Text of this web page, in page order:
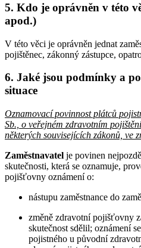
5. Kdo je oprávněn v této
apod.)
V této věci je oprávněn jednat
pojištěnec, zákonný zástupce,
6. Jaké jsou podmínky a
situace
Oznamovací povinnost plátců
Sb., o veřejném zdravotním
některých souvisejících zákonů, ve
Zaměstnavatel je povinen
skutečnosti, která se oznamuje,
pojišťovny oznámení o:
nástupu zaměstnance do
změně zdravotní pojišťovny
skutečnost sdělil; oznámení
pojistného u původní